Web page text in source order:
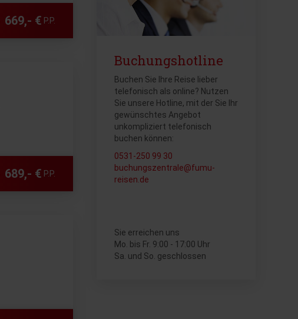
669,- € P.P.
689,- € P.P.
Buchungshotline
Buchen Sie Ihre Reise lieber
telefonisch als online? Nutzen
Sie unsere Hotline, mit der Sie Ihr
gewünschtes Angebot
unkompliziert telefonisch
buchen können:
0531-250 99 30
buchungszentrale@fumu-
reisen.de
Sie erreichen uns
Mo. bis Fr. 9:00 - 17:00 Uhr
Sa. und So. geschlossen